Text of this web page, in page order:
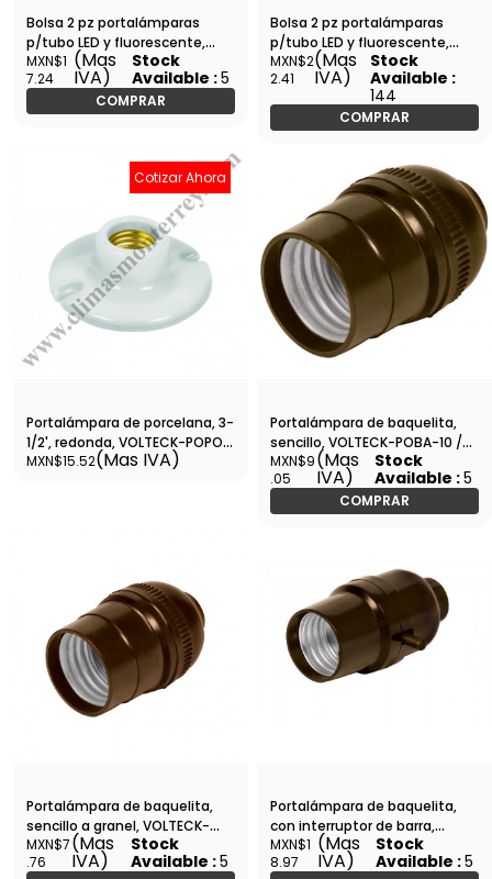
Bolsa 2 pz portalámparas
p/tubo LED y fluorescente,
base G13-POPL-15 / 46508
MXN$1
7.24
(Mas
IVA)
Stock
Available :5
COMPRAR
Bolsa 2 pz portalámparas
p/tubo LED y fluorescente,
base FA8-POPL-14 / 46506
MXN$2
2.41
(Mas
IVA)
Stock
Available :
144
COMPRAR
Cotizar Ahora
Portalámpara de porcelana, 3-
1/2', redonda, VOLTECK-POPO-
15 / 46523
MXN$15.52(Mas IVA)
Portalámpara de baquelita,
sencillo, VOLTECK-POBA-10 /
46500
MXN$9
.05
(Mas
IVA)
Stock
Available :5
COMPRAR
Portalámpara de baquelita,
sencillo a granel, VOLTECK-
POBA-10G / 47040
MXN$7
.76
(Mas
IVA)
Stock
Available :5
Portalámpara de baquelita,
con interruptor de barra,
VOLTECK-POBA-11 / 46501
MXN$1
8.97
(Mas
IVA)
Stock
Available :5